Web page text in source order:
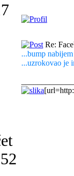
Re:
...bump
...uzrokovao je